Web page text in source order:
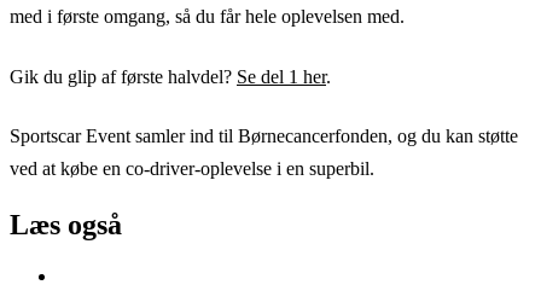
med i første omgang, så du får hele oplevelsen med.
Gik du glip af første halvdel? Se del 1 her.
Sportscar Event samler ind til Børnecancerfonden, og du kan støtte
ved at købe en co-driver-oplevelse i en superbil.
Læs også